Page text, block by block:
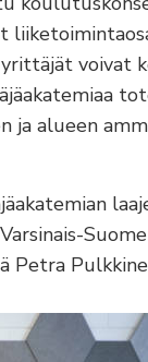
voivat
ja alueen
Petra